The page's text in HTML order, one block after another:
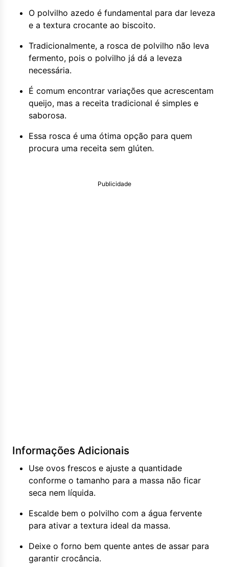
O polvilho azedo é fundamental para dar leveza
e a textura crocante ao biscoito.
Tradicionalmente, a rosca de polvilho não leva
fermento, pois o polvilho já dá a leveza
necessária.
É comum encontrar variações que acrescentam
queijo, mas a receita tradicional é simples e
saborosa.
Essa rosca é uma ótima opção para quem
procura uma receita sem glúten.
Publicidade
Informações Adicionais
Use ovos frescos e ajuste a quantidade
conforme o tamanho para a massa não ficar
seca nem líquida.
Escalde bem o polvilho com a água fervente
para ativar a textura ideal da massa.
Deixe o forno bem quente antes de assar para
garantir crocância.